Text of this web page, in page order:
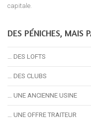
capitale.
DES PÉNICHES, MAIS
… DES LOFTS
… DES CLUBS
… UNE ANCIENNE USINE
… UNE OFFRE TRAITEUR